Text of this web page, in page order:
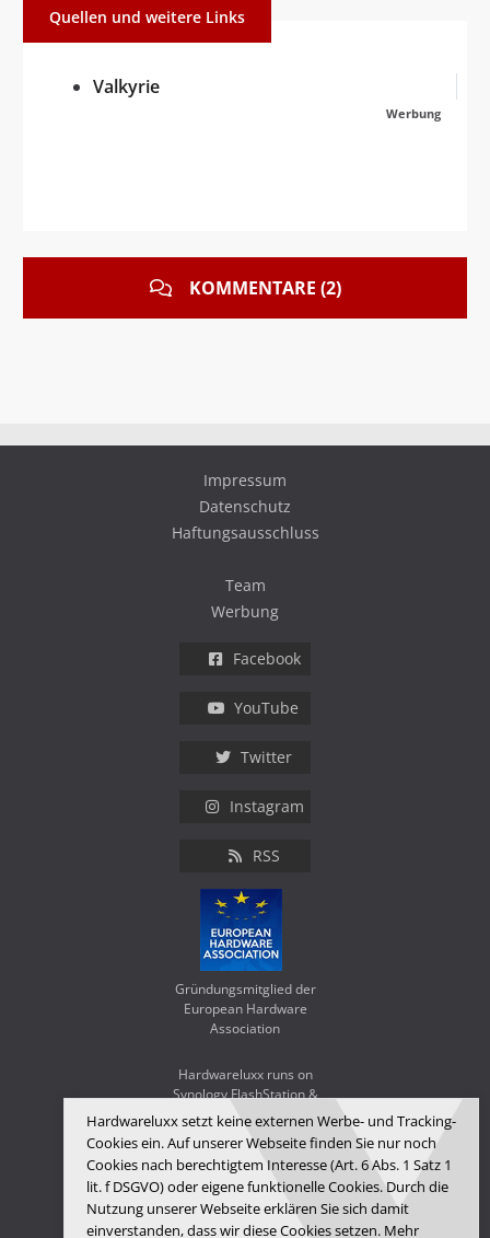
Quellen und weitere Links
Valkyrie
Werbung
KOMMENTARE (2)
Hardwareluxx setzt keine externen Werbe- und Tracking-
Cookies ein. Auf unserer Webseite finden Sie nur noch
Cookies nach berechtigtem Interesse (Art. 6 Abs. 1 Satz 1
lit. f DSGVO) oder eigene funktionelle Cookies. Durch die
Nutzung unserer Webseite erklären Sie sich damit
einverstanden, dass wir diese Cookies setzen. Mehr
Impressum
Datenschutz
Haftungsausschluss
Team
Werbung
Facebook
YouTube
Twitter
Instagram
RSS
Gründungsmitglied der
European Hardware
Association
Hardwareluxx runs on
Synology FlashStation &
WD Red SA500